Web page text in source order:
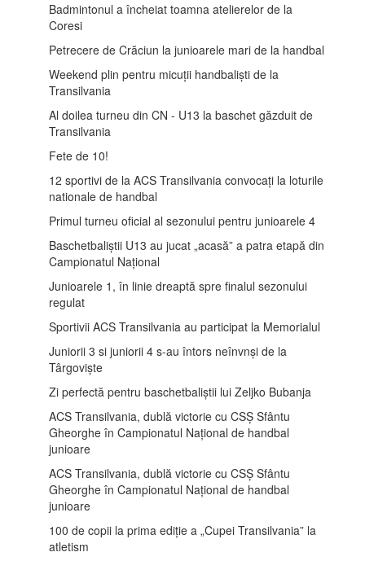
Badmintonul a încheiat toamna atelierelor de la
Coresi
Petrecere de Crăciun la junioarele mari de la handbal
Weekend plin pentru micuții handbaliști de la
Transilvania
Al doilea turneu din CN - U13 la baschet găzduit de
Transilvania
Fete de 10!
12 sportivi de la ACS Transilvania convocați la loturile
nationale de handbal
Primul turneu oficial al sezonului pentru junioarele 4
Baschetbaliștii U13 au jucat „acasă” a patra etapă din
Campionatul Național
Junioarele 1, în linie dreaptă spre finalul sezonului
regulat
Sportivii ACS Transilvania au participat la Memorialul
Juniorii 3 si juniorii 4 s-au întors neînvnși de la
Târgoviște
Zi perfectă pentru baschetbaliștii lui Zeljko Bubanja
ACS Transilvania, dublă victorie cu CSȘ Sfântu
Gheorghe în Campionatul Național de handbal
junioare
ACS Transilvania, dublă victorie cu CSȘ Sfântu
Gheorghe în Campionatul Național de handbal
junioare
100 de copii la prima ediție a „Cupei Transilvania” la
atletism